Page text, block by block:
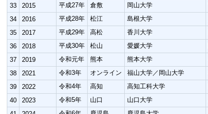
33
2015 平成27年 倉敷 岡山大学
34
2016 平成28年 松江 島根大学
35
2017 平成29年 高松 香川大学
36
2018 平成30年 松山 愛媛大学
37
2019 令和元年 熊本 熊本大学
38
2021 令和3年 オンライン 福山大学／岡山大学
39
2022 令和4年 高知 高知工科大学
40
2023 令和5年 山口 山口大学